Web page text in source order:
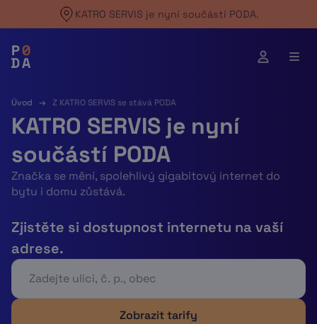
KATRO SERVIS je nyní součástí PODA.
Úvod → Z KATRO SERVIS se stává PODA
KATRO SERVIS je nyní
součástí PODA
Značka se mění, spolehlivý gigabitový internet do
bytu i domu zůstává.
Zjistěte si dostupnost internetu na vaší
adrese.
Zobrazit tarify